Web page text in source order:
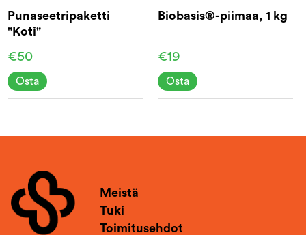
Punaseetripaketti
"Koti"
€50
Osta
Biobasis®-piimaa, 1 kg
€19
Osta
Meistä
Tuki
Toimitusehdot